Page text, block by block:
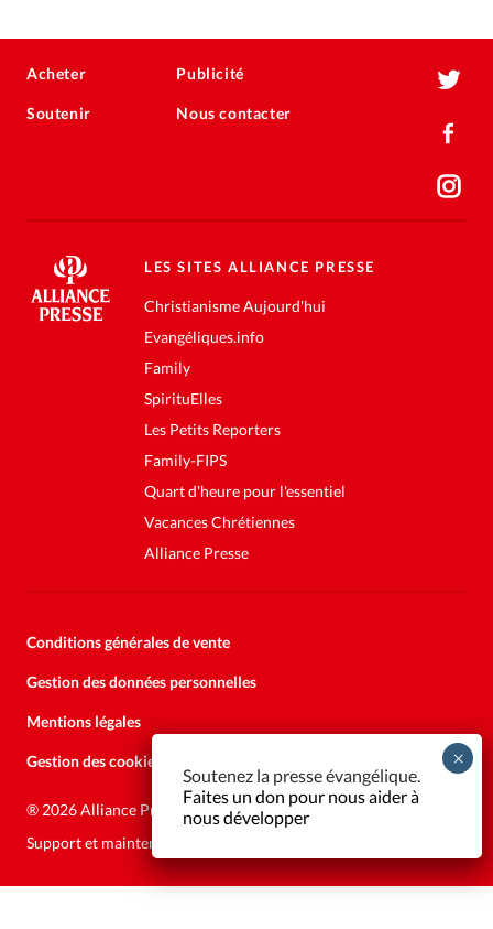
Acheter
Soutenir
Publicité
Nous contacter
LES SITES ALLIANCE PRESSE
Christianisme Aujourd'hui
Evangéliques.info
Family
SpirituElles
Les Petits Reporters
Family-FIPS
Quart d'heure pour l'essentiel
Vacances Chrétiennes
Alliance Presse
Conditions générales de vente
Gestion des données personnelles
Mentions légales
Gestion des cookies
® 2026 Alliance Presse
Support et maintenance:
Soutenez la presse évangélique.
Faites un don pour nous aider à
nous développer